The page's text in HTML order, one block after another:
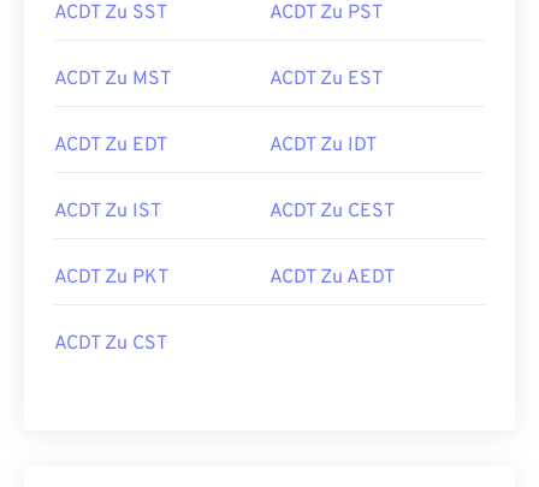
ACDT Zu SST ACDT Zu PST
ACDT Zu MST ACDT Zu EST
ACDT Zu EDT ACDT Zu IDT
ACDT Zu IST ACDT Zu CEST
ACDT Zu PKT ACDT Zu AEDT
ACDT Zu CST